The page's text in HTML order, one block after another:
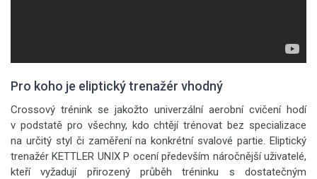
Pro koho je eliptický trenažér vhodný
Crossový trénink se jakožto univerzální aerobní cvičení hodí
v podstatě pro všechny, kdo chtějí trénovat bez specializace
na určitý styl či zaměření na konkrétní svalové partie. Eliptický
trenažér KETTLER UNIX P ocení především náročnější uživatelé,
kteří vyžadují přirozený průběh tréninku s dostatečným